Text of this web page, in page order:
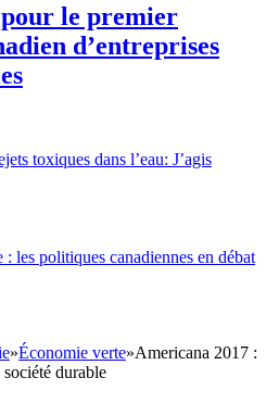
le premier
d’entreprises
toxiques dans l’eau: J’agis
les politiques canadiennes en débat
»Économie verte»Americana 2017 :
durable